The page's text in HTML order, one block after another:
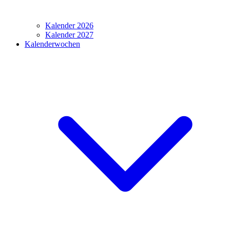
Kalender 2026
Kalender 2027
Kalenderwochen